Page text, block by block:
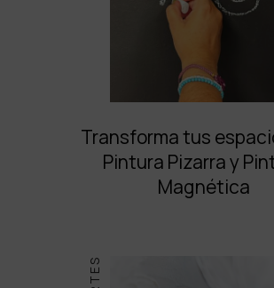
Transforma tus
Pintura Pizarra y
Magnética